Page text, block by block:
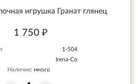
игрушка Гранат глянец
1 750 ₽
1-504
Irena-Co
Наличие: много